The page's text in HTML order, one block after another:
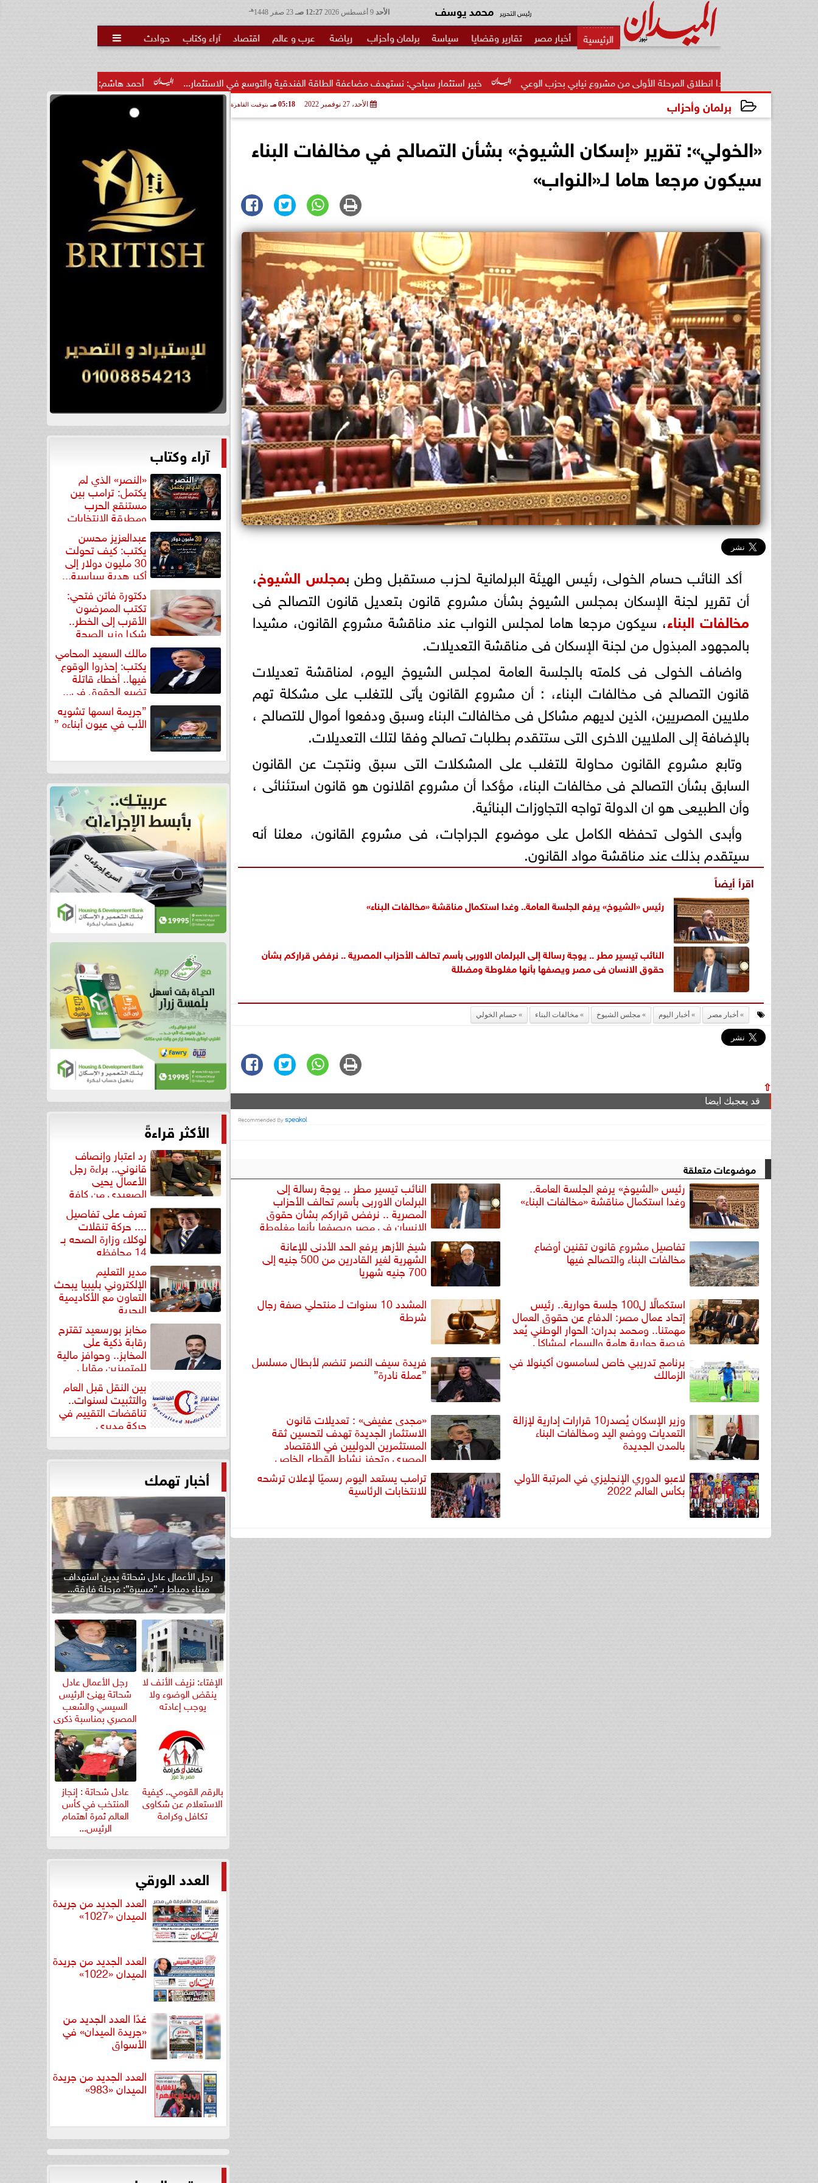
الأحد 12:27 صـ هـ رئيس التحرير محمد يوسف
أخبار مصر تقارير وقضايا سياسة برلمان وأحزاب رياضة عرب و عالم اقتصاد آراء وكتاب حوادث 
أحمد هاشم: الإعلام مُطالب بتطهير وسطه ونشر النموذج خبير استثمار سياحي: نستهدف مضاعفة الطاقة الفندقية والتوسع في الاستثمار... غدا انطلاق المرحلة الأولى من مشروع نيابي بحزب الوعي
برلمان وأحزاب الأحد، 27 نوفمبر 2022 05:18 مـ بتوقيت القاهرة
«الخولي»: تقرير «إسكان الشيوخ» بشأن التصالح في مخالفات البناء
سيكون مرجعا هاما لـ«النواب»
أكد النائب حسام الخولى، رئيس الهيئة البرلمانية لحزب مستقبل وطن بمجلس الشيوخ،
أن تقرير لجنة الإسكان بمجلس الشيوخ بشأن مشروع قانون بتعديل قانون التصالح فى
مخالفات البناء، سيكون مرجعا هاما لمجلس النواب عند مناقشة مشروع القانون، مشيدا
بالمجهود المبذول من لجنة الإسكان فى مناقشة التعديلات.
واضاف الخولى فى كلمته بالجلسة العامة لمجلس الشيوخ اليوم، لمناقشة تعديلات
قانون التصالح فى مخالفات البناء، : أن مشروع القانون يأتى للتغلب على مشكلة تهم
ملايين المصريين، الذين لديهم مشاكل فى مخالفالت البناء وسبق ودفعوا أموال للتصالح ،
بالإضافة إلى الملايين الاخرى التى ستتقدم بطلبات تصالح وفقا لتلك التعديلات.
وتابع مشروع القانون محاولة للتغلب على المشكلات التى سبق ونتجت عن القانون
السابق بشأن التصالح فى مخالفات البناء، مؤكدا أن مشروع اقلانون هو قانون استئنائى ،
وأن الطبيعى هو ان الدولة تواجه التجاوزات البنائية.
وأبدى الخولى تحفظه الكامل على موضوع الجراجات، فى مشروع القانون، معلنا أنه
سيتقدم بذلك عند مناقشة مواد القانون.
اقرأ أيضاً
رئيس «الشيوخ» يرفع الجلسة العامة.. وغدا استكمال مناقشة «مخالفات البناء»
النائب تيسير مطر .. يوجة رسالة إلى البرلمان الاوربى بأسم تحالف الأحزاب المصرية .. نرفض قراركم بشأن
حقوق الانسان فى مصر ويصفها بأنها مغلوطة ومضللة
أخبار مصر أخبار اليوم مجلس الشيوخ مخالفات البناء حسام الخولي
⇧
قد يعجبك ايضا
موضوعات متعلقة
رئيس «الشيوخ» يرفع الجلسة العامة..
وغدا استكمال مناقشة «مخالفات البناء»
النائب تيسير مطر .. يوجة رسالة إلى
البرلمان الاوربى بأسم تحالف الأحزاب
المصرية .. نرفض قراركم بشأن حقوق
الانسان فى مصر ويصفها بأنها مغلوطة
ومضللة تفاصيل مشروع قانون تقنين أوضاع
مخالفات البناء والتصالح فيها
شيخ الأزهر يرفع الحد الأدنى للإعانة
الشهرية لغير القادرين من 500 جنيه إلى
700 جنيه شهريا
استكمالًا ل100 جلسة حوارية.. رئيس
إتحاد عمال مصر: الدفاع عن حقوق العمال
مهمتنا.. ومحمد بدران: الحوار الوطني يُعد
فرصة حوارية هامة والسماع لمشاكل
المشدد 10 سنوات لـ منتحلي صفة رجال
شرطة
برنامج تدريبي خاص لسامسون أكينولا في
الزمالك
فريدة سيف النصر تنضم لأبطال مسلسل
”عملة نادرة”
وزير الإسكان يُصدر10 قرارات إدارية لإزالة
التعديات ووضع اليد ومخالفات البناء
بالمدن الجديدة
«مجدى عفيفى» : تعديلات قانون
الاستثمار الجديدة تهدف لتحسين ثقة
المستثمرين الدوليين في الاقتصاد
المصري وتحفز نشاط القطاع الخاص
لاعبو الدوري الإنجليزي في المرتبة الأولي
بكأس العالم 2022
ترامب يستعد اليوم رسميًا لإعلان ترشحه
للانتخابات الرئاسية
آراء وكتاب
«النصر» الذي لم
يكتمل: ترامب بين
مستنقع الحرب
ومطرقة الانتخابات
عبدالعزيز محسن
يكتب: كيف تحولت
30 مليون دولار إلى
أكبر هدية سياسية...
دكتورة فاتن فتحي:
تكتب الممرضون
الأقرب إلى الخطر..
شكرا وزير الصحة
لتكريم... مالك السعيد المحامي
يكتب: إحذروا الوقوع
فيها.. أخطاء قاتلة
تضيع الحقوق في...
”جريمة اسمها تشويه
الأب في عيون أبناءه ”
الأكثر قراءةً
رد اعتبار وإنصاف
قانوني.. براءة رجل
الأعمال يحيى
الصعيدي من كافة
التهم... تعرف على تفاصيل
.... حركة تنقلات
لوكلاء وزارة الصحه بـ
14 محافظه
مدير التعليم
الإلكتروني بليبيا يبحث
التعاون مع الأكاديمية
البحرية
مخابز بورسعيد تقترح
رقابة ذكية على
المخابز.. وحوافز مالية
للمتميزين مقابل
بين النقل قبل العام
والتثبيت لسنوات..
تناقضات التقييم في
حركة مديري
”مستشفيات...
أخبار تهمك
رجل الأعمال عادل شحاتة يدين استهداف
ميناء دمياط بـ ”مسيرة”: مرحلة فارقة...
الإفتاء: نزيف الأنف لا
ينقض الوضوء ولا
يوجب إعادته
رجل الأعمال عادل
شحاتة يهنئ الرئيس
السيسي والشعب
المصري بمناسبة ذكرى
ثورة...
بالرقم القومي.. كيفية
الاستعلام عن شكاوى
تكافل وكرامة
عادل شحاتة : إنجاز
المنتخب في كأس
العالم ثمرة اهتمام
الرئيس...
العدد الورقي
العدد الجديد من جريدة
الميدان «1027»
العدد الجديد من جريدة
الميدان «1022»
غدًا العدد الجديد من
«جريدة الميدان» في
الأسواق
العدد الجديد من جريدة
الميدان «983»